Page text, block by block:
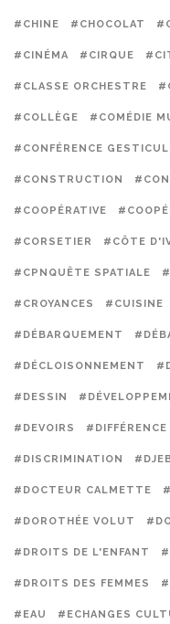
#CHINE #CHOCOLAT
#CINÉMA #CIRQUE
#CLASSE ORCHESTRE
#COLLÈGE #COMÉDIE
#CONFÉRENCE
#CONSTRUCTION
#COOPÉRATIVE
#CORSETIER #CÔTE
#CPNQUÊTE SPATIALE
#CROYANCES #CUISINE
#DÉBARQUEMENT
#DÉCLOISONNEMENT
#DESSIN
#DEVOIRS #DIFFÉRENCE
#DISCRIMINATION
#DOCTEUR CALMETTE
#DOROTHÉE VOLUT
#DROITS DE L'ENFANT
#DROITS DES FEMMES
#EAU #ECHANGES